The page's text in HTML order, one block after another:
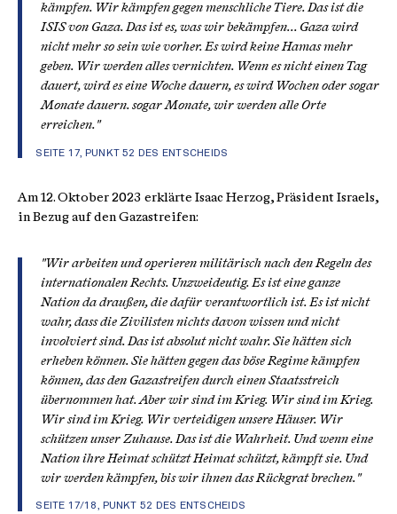
kämpfen. Wir kämpfen gegen menschliche Tiere. Das ist die
ISIS von Gaza. Das ist es, was wir bekämpfen... Gaza wird
nicht mehr so sein wie vorher. Es wird keine Hamas mehr
geben. Wir werden alles vernichten. Wenn es nicht einen Tag
dauert, wird es eine Woche dauern, es wird Wochen oder sogar
Monate dauern. sogar Monate, wir werden alle Orte
erreichen."
SEITE 17, PUNKT 52 DES ENTSCHEIDS
Am 12. Oktober 2023 erklärte Isaac Herzog, Präsident Israels,
in Bezug auf den Gazastreifen:
"Wir arbeiten und operieren militärisch nach den Regeln des
internationalen Rechts. Unzweideutig. Es ist eine ganze
Nation da draußen, die dafür verantwortlich ist. Es ist nicht
wahr, dass die Zivilisten nichts davon wissen und nicht
involviert sind. Das ist absolut nicht wahr. Sie hätten sich
erheben können. Sie hätten gegen das böse Regime kämpfen
können, das den Gazastreifen durch einen Staatsstreich
übernommen hat. Aber wir sind im Krieg. Wir sind im Krieg.
Wir sind im Krieg. Wir verteidigen unsere Häuser. Wir
schützen unser Zuhause. Das ist die Wahrheit. Und wenn eine
Nation ihre Heimat schützt Heimat schützt, kämpft sie. Und
wir werden kämpfen, bis wir ihnen das Rückgrat brechen."
SEITE 17/18, PUNKT 52 DES ENTSCHEIDS